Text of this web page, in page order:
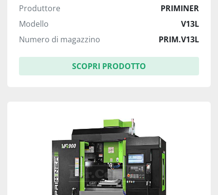
Produttore
PRIMINER
Modello
V13L
Numero di magazzino
PRIM.V13L
SCOPRI PRODOTTO